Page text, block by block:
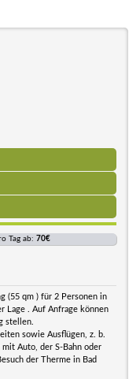
Tag ab: 70€
(55 qm ) für 2 Personen in
Lage . Auf Anfrage können
stellen.
sowie Ausflügen, z. b.
Auto, der S-Bahn oder
der Therme in Bad